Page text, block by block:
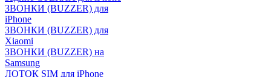
ЗВОНКИ (BUZZER) для
iPhone
ЗВОНКИ (BUZZER) для
Xiaomi
ЗВОНКИ (BUZZER) на
Samsung
ЛОТОК SIM для iPhone